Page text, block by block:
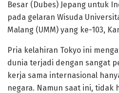
Besar (Dubes) Jepang untuk
pada gelaran Wisuda
Malang (UMM) yang ke-103,
Pria kelahiran Tokyo ini
dunia terjadi dengan sangat
kerja sama internasional
negara. Namun saat ini, tidak